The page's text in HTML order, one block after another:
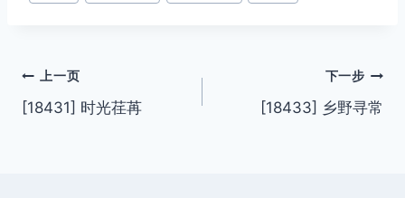
文
章
上一页
[18431] 时光荏苒
下一步
[18433] 乡野寻常